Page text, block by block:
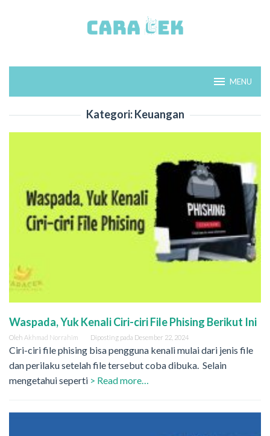
MENU
Kategori:Keuangan
Waspada, Yuk Kenali Ciri-ciri File Phising Berikut Ini
Oleh Akhmad Norrahim Diposting pada Desember 22, 2024
Ciri-ciri file phising bisa pengguna kenali mulai dari jenis file
dan perilaku setelah file tersebut coba dibuka. Selain
mengetahui seperti > Read more…